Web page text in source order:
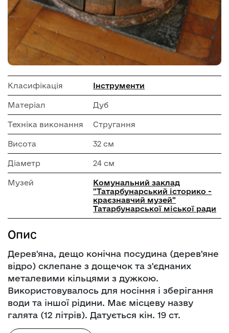
Класифікація Інструменти
Матеріал Дуб
Техніка виконання Стругання
Висота 32 см
Діаметр 24 см
Музей
Комунальний заклад
"Татарбунарський історико -
краєзнавчий музей"
Татарбунарської міської ради
Опис
Дерев'яна, дещо конічна посудина (дерев'яне
відро) склепане з дощечок та з'єднаних
металевими кільцями з дужкою.
Використовувалось для носіння і зберігання
води та іншої рідини. Має місцеву назву
галята (12 літрів). Датується кін. 19 ст.